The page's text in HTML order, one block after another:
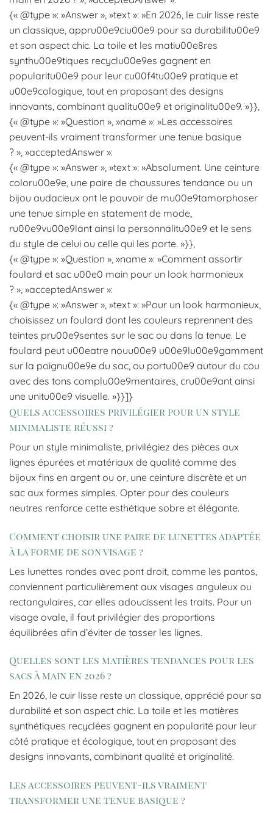
{« @type »: »Answer », »text »: »En 2026, le cuir lisse reste
un classique, appru00e9ciu00e9 pour sa durabilitu00e9
et son aspect chic. La toile et les matiu00e8res
synthu00e9tiques recyclu00e9es gagnent en
popularitu00e9 pour leur cu00f4tu00e9 pratique et
u00e9cologique, tout en proposant des designs
innovants, combinant qualitu00e9 et originalitu00e9. »}},
{« @type »: »Question », »name »: »Les accessoires
peuvent-ils vraiment transformer une tenue basique
? », »acceptedAnswer »:
{« @type »: »Answer », »text »: »Absolument. Une ceinture
coloru00e9e, une paire de chaussures tendance ou un
bijou audacieux ont le pouvoir de mu00e9tamorphoser
une tenue simple en statement de mode,
ru00e9vu00e9lant ainsi la personnalitu00e9 et le sens
du style de celui ou celle qui les porte. »}},
{« @type »: »Question », »name »: »Comment assortir
foulard et sac u00e0 main pour un look harmonieux
? », »acceptedAnswer »:
{« @type »: »Answer », »text »: »Pour un look harmonieux,
choisissez un foulard dont les couleurs reprennent des
teintes pru00e9sentes sur le sac ou dans la tenue. Le
foulard peut u00eatre nouu00e9 u00e9lu00e9gamment
sur la poignu00e9e du sac, ou portu00e9 autour du cou
avec des tons complu00e9mentaires, cru00e9ant ainsi
une unitu00e9 visuelle. »}}]}
Quels accessoires privilégier pour un style
minimaliste réussi ?
Pour un style minimaliste, privilégiez des pièces aux
lignes épurées et matériaux de qualité comme des
bijoux fins en argent ou or, une ceinture discrète et un
sac aux formes simples. Opter pour des couleurs
neutres renforce cette esthétique sobre et élégante.
Comment choisir une paire de lunettes adaptée
à la forme de son visage ?
Les lunettes rondes avec pont droit, comme les pantos,
conviennent particulièrement aux visages anguleux ou
rectangulaires, car elles adoucissent les traits. Pour un
visage ovale, il faut privilégier des proportions
équilibrées afin d’éviter de tasser les lignes.
Quelles sont les matières tendances pour les
sacs à main en 2026 ?
En 2026, le cuir lisse reste un classique, apprécié pour sa
durabilité et son aspect chic. La toile et les matières
synthétiques recyclées gagnent en popularité pour leur
côté pratique et écologique, tout en proposant des
designs innovants, combinant qualité et originalité.
Les accessoires peuvent-ils vraiment
transformer une tenue basique ?